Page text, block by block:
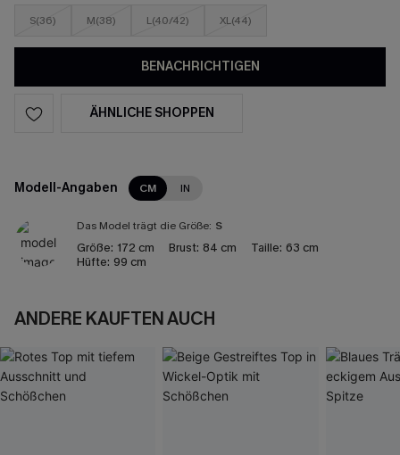
S(36) M(38) L(40/42) XL(44)
BENACHRICHTIGEN
ÄHNLICHE SHOPPEN
Modell-Angaben CM IN
Das Model trägt die Größe: S
Größe: 172 cm Brust: 84 cm Taille: 63 cm
Hüfte: 99 cm
ANDERE KAUFTEN AUCH